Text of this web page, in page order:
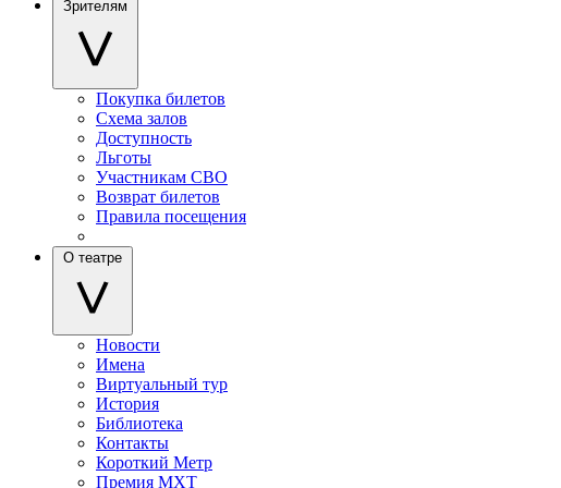
Зрителям
Покупка билетов
Схема залов
Доступность
Льготы
Участникам СВО
Возврат билетов
Правила посещения
О театре
Новости
Имена
Виртуальный тур
История
Библиотека
Контакты
Короткий Метр
Премия МХТ